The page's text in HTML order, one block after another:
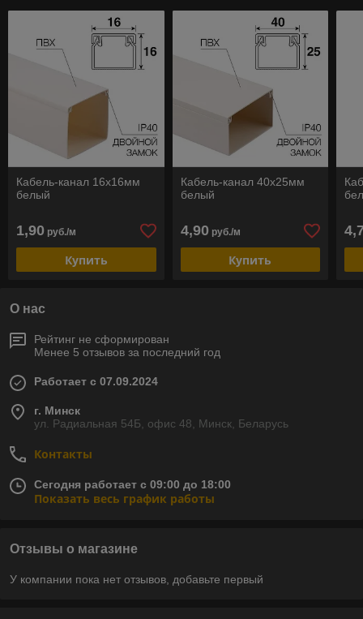
Кабель-канал 16х16мм
белый
1,90 руб./м
Купить
Кабель-канал 40х25мм
белый
4,90 руб./м
Купить
О нас
Рейтинг не сформирован
Менее 5 отзывов за последний год
Работает с 07.09.2024
г. Минск
ул. Радиальная 54Б, офис 48, Минск, Беларусь
Контакты
Сегодня работает с 09:00 до 18:00
Показать весь график работы
Отзывы о магазине
У компании пока нет отзывов, добавьте первый